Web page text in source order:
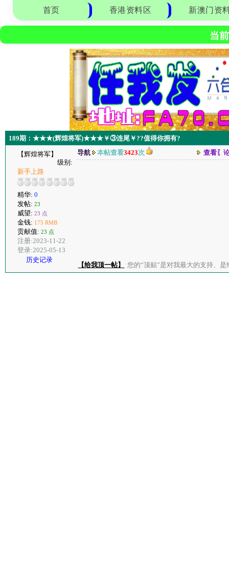
首页 香港资料区 新澳门资
当
189期：★★★(辉煌将军)★★★￥③连尾￥??值得你拥有?
【辉煌将军】
级别:
新手上路
精华: 0
发帖: 23
威望: 23 点
金钱: 175 RMB
贡献值: 23 点
注册:2023-11-22
登录:2025-05-13
历史记录
导航 本帖查看3423次 查看〖
【给我顶一帖】 您的“顶贴”是对我最大的支持、